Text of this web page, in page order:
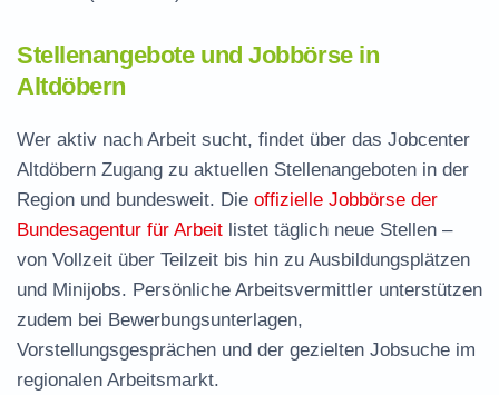
Stellenangebote und Jobbörse in
Altdöbern
Wer aktiv nach Arbeit sucht, findet über das Jobcenter
Altdöbern Zugang zu aktuellen Stellenangeboten in der
Region und bundesweit. Die offizielle Jobbörse der
Bundesagentur für Arbeit listet täglich neue Stellen –
von Vollzeit über Teilzeit bis hin zu Ausbildungsplätzen
und Minijobs. Persönliche Arbeitsvermittler unterstützen
zudem bei Bewerbungsunterlagen,
Vorstellungsgesprächen und der gezielten Jobsuche im
regionalen Arbeitsmarkt.